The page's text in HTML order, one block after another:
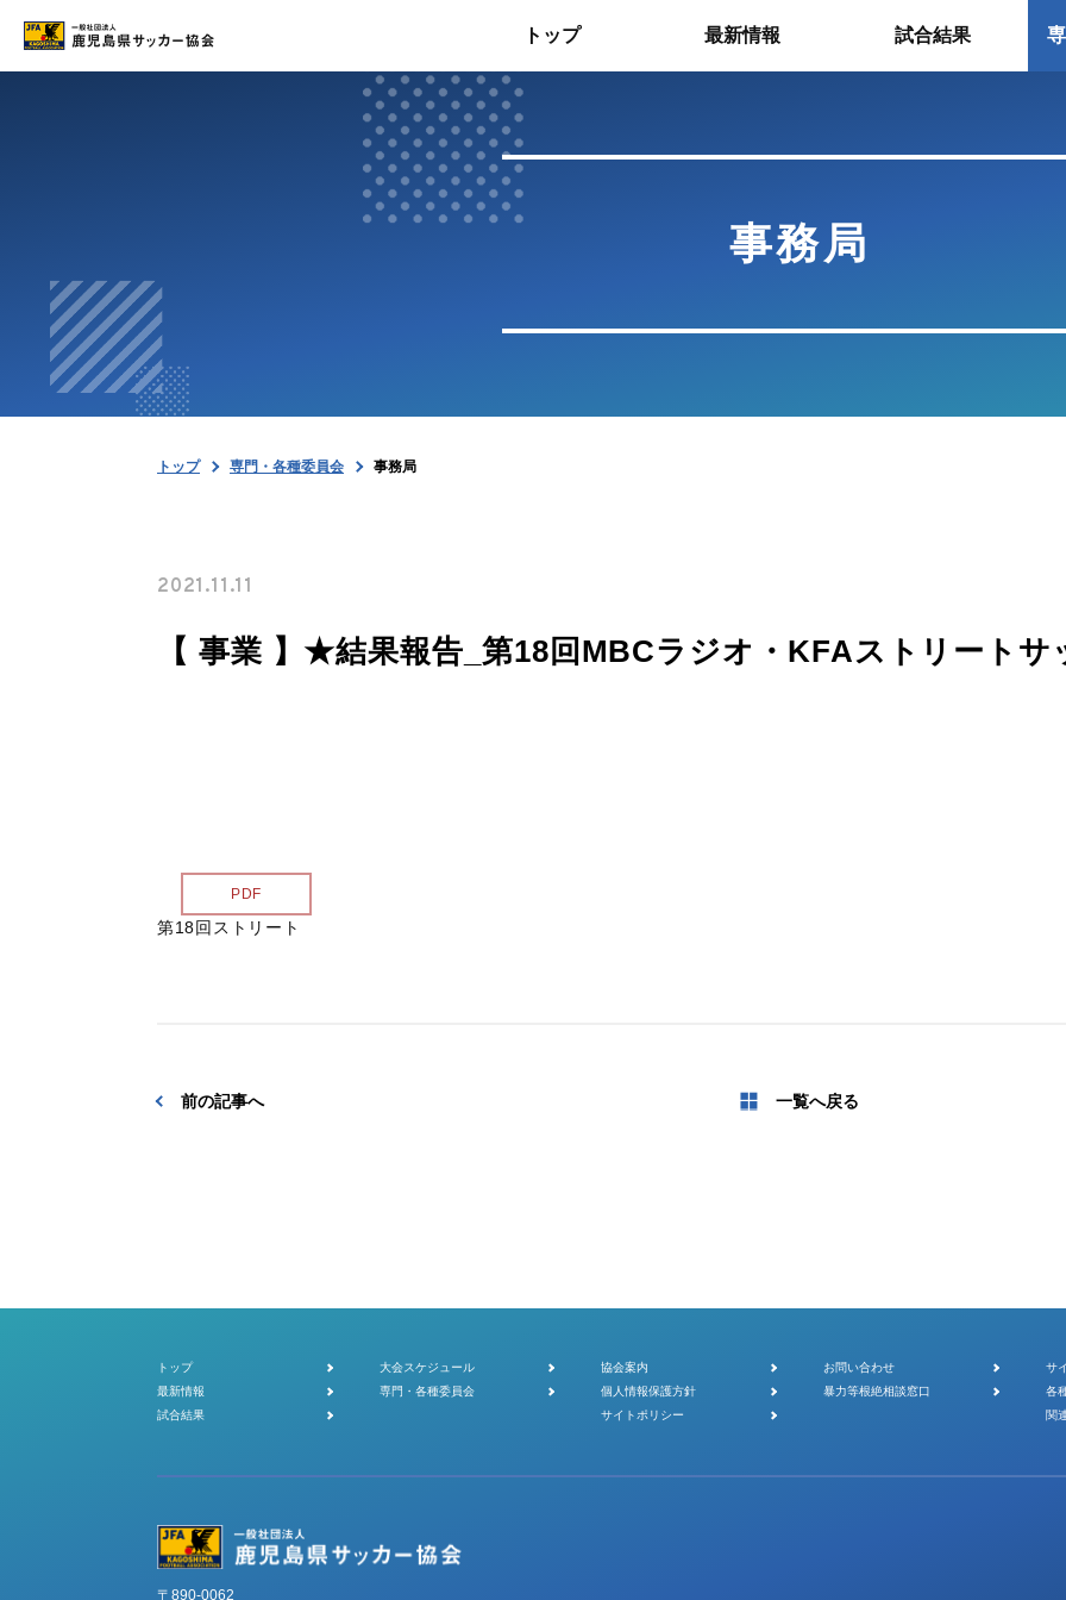
トップ 最新情報 試合結果
試合結果
専門・各種委員会
事務局
トップ 専門・各種委員会 事務局
2021.11.11
【 事業 】★結果報告_第18回MBCラジオ・KFAストリートサ
PDF
第18回ストリート
前の記事へ 一覧へ戻る
トップ
最新情報
試合結果
大会スケジュール
専門・各種委員会
協会案内
個人情報保護方針
サイトポリシー
お問い合わせ
暴力等根絶相談窓口
サ
各
関
〒890-0062